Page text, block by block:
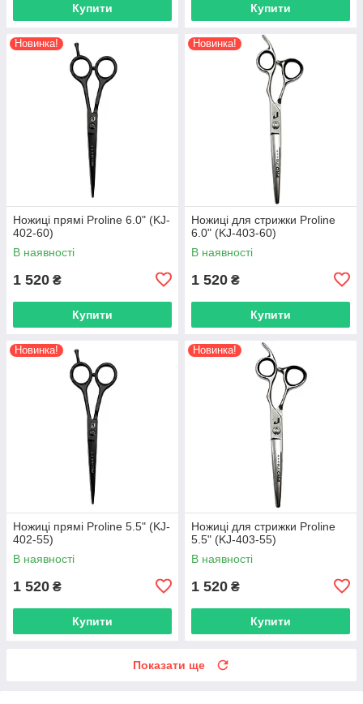
Купити Купити
Новинка!
Ножиці прямі Proline 6.0" (KJ-
402-60)
В наявності
1 520 ₴
Купити
Новинка!
Ножиці для стрижки Proline
6.0" (KJ-403-60)
В наявності
1 520 ₴
Купити
Новинка!
Ножиці прямі Proline 5.5" (KJ-
402-55)
В наявності
1 520 ₴
Купити
Новинка!
Ножиці для стрижки Proline
5.5" (KJ-403-55)
В наявності
1 520 ₴
Купити
Показати ще